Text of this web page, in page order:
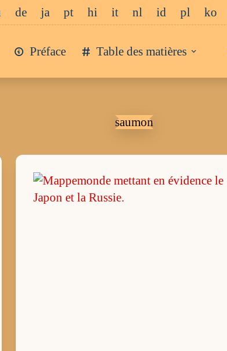
de ja pt hi it nl id pl ko
Préface Table des matières
saumon